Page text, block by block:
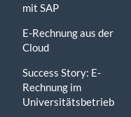
mit SAP
E-Rechnung aus der
Cloud
Success Story: E-
Rechnung im
Universitätsbetrieb